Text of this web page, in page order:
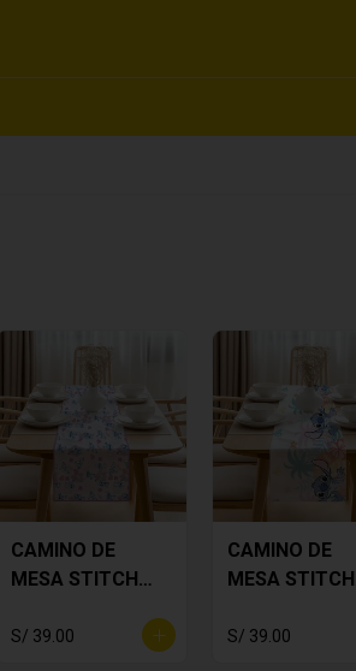
CAMINO DE
MESA STITCH
S/ 39.00
CAMINO DE
MESA STITCH
S/ 39.00